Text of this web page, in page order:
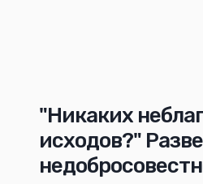
"Никаких
исходов?"